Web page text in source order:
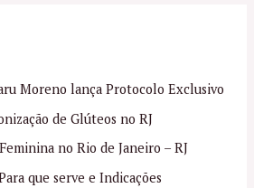
Moreno lança Protocolo Exclusivo
de Glúteos no RJ
no Rio de Janeiro – RJ
que serve e Indicações